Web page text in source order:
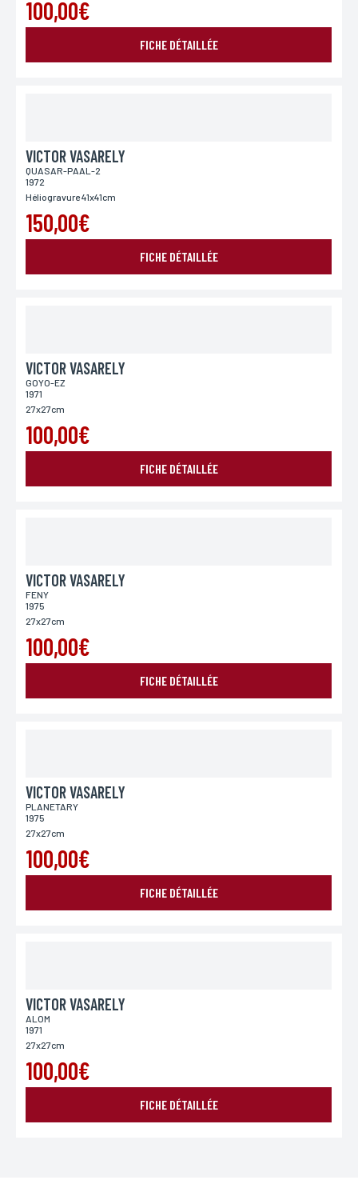
100,00€
FICHE DÉTAILLÉE
VICTOR VASARELY
QUASAR-PAAL-2
1972
Héliogravure 41x41cm
150,00€
FICHE DÉTAILLÉE
VICTOR VASARELY
GOYO-EZ
1971
27x27cm
100,00€
FICHE DÉTAILLÉE
VICTOR VASARELY
FENY
1975
27x27cm
100,00€
FICHE DÉTAILLÉE
VICTOR VASARELY
PLANETARY
1975
27x27cm
100,00€
FICHE DÉTAILLÉE
VICTOR VASARELY
ALOM
1971
27x27cm
100,00€
FICHE DÉTAILLÉE